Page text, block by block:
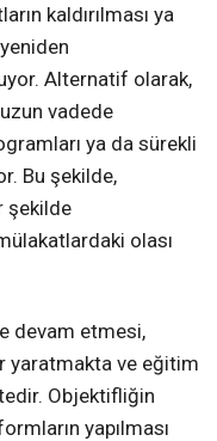
kaldırılması ya
Alternatif olarak,
vadede
ya da sürekli
Bu şekilde,
şekilde
olası
devam etmesi,
yaratmakta ve eğitim
Objektifliğin
yapılması